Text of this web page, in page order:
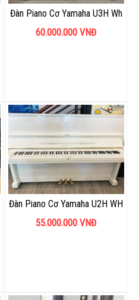
Đàn Piano Cơ Yamaha U3H Wh
60.000.000 VNĐ
Đàn Piano Cơ Yamaha U2H WH
55.000.000 VNĐ